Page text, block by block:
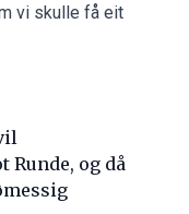
vi skulle få eit
Runde, og då